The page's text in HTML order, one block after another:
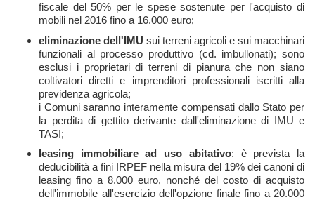
fiscale del 50% per le spese sostenute per l'acquisto di
mobili nel 2016 fino a 16.000 euro;
eliminazione dell'IMU sui terreni agricoli e sui macchinari
funzionali al processo produttivo (cd. imbullonati); sono
esclusi i proprietari di terreni di pianura che non siano
coltivatori diretti e imprenditori professionali iscritti alla
previdenza agricola;
i Comuni saranno interamente compensati dallo Stato per
la perdita di gettito derivante dall'eliminazione di IMU e
TASI;
leasing immobiliare ad uso abitativo: è prevista la
deducibilità a fini IRPEF nella misura del 19% dei canoni di
leasing fino a 8.000 euro, nonché del costo di acquisto
dell'immobile all'esercizio dell'opzione finale fino a 20.000